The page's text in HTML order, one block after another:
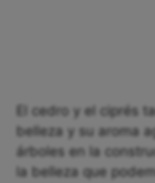
El cedro y el ciprés
belleza y su aroma
árboles en la
la belleza que